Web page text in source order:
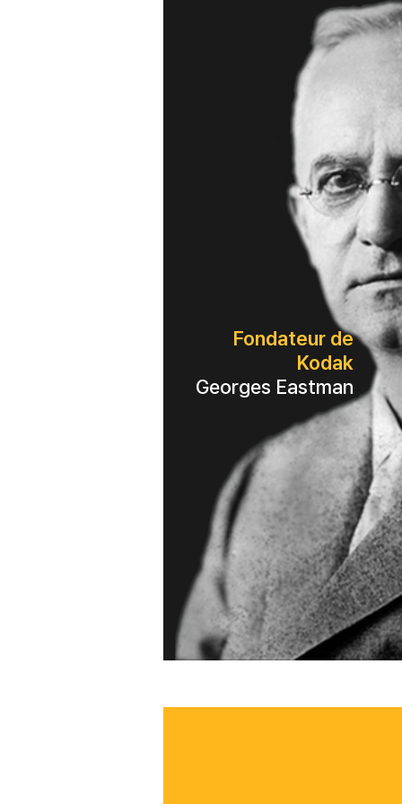
Fondateur de
Kodak
Georges Eastman